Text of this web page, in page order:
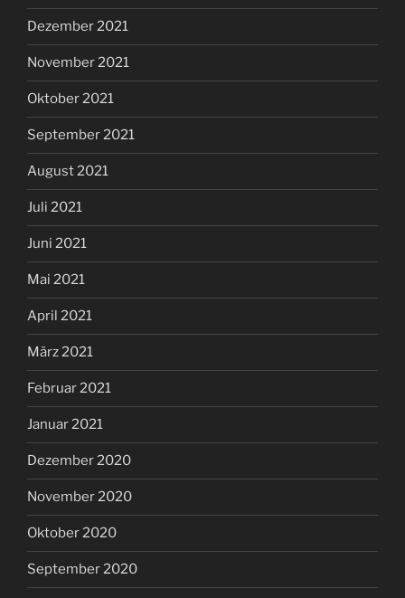
Dezember 2021
November 2021
Oktober 2021
September 2021
August 2021
Juli 2021
Juni 2021
Mai 2021
April 2021
März 2021
Februar 2021
Januar 2021
Dezember 2020
November 2020
Oktober 2020
September 2020